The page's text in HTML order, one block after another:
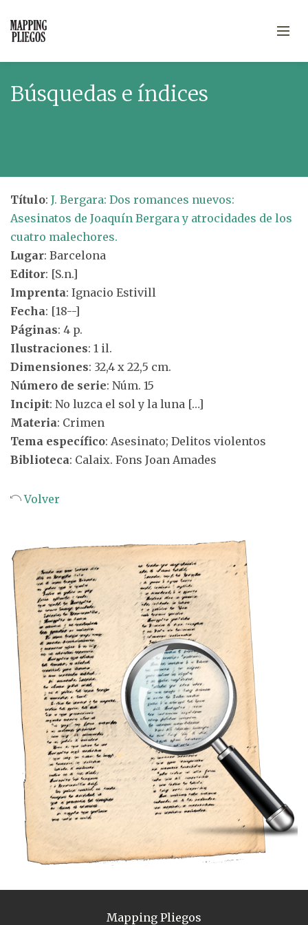
Búsquedas e índices
Título: J. Bergara: Dos romances nuevos:
Asesinatos de Joaquín Bergara y atrocidades de los
cuatro malechores.
Lugar: Barcelona
Editor: [S.n.]
Imprenta: Ignacio Estivill
Fecha: [18--]
Páginas: 4 p.
Ilustraciones: 1 il.
Dimensiones: 32,4 x 22,5 cm.
Número de serie: Núm. 15
Incipit: No luzca el sol y la luna […]
Materia: Crimen
Tema específico: Asesinato; Delitos violentos
Biblioteca: Calaix. Fons Joan Amades
Volver
Mapping Pliegos